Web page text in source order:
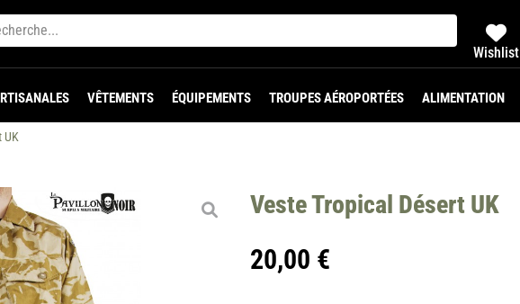
Wishlist
VÊTEMENTS ÉQUIPEMENTS TROUPES AÉROPORTÉES ALIMENTATION
UK
Veste Tropical Désert UK
20,00 €